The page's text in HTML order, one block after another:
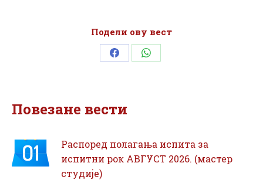
Подели ову вест
Share Share
Повезане вести
Распоред полагања испита за
испитни рок АВГУСТ 2026. (мастер
студије)